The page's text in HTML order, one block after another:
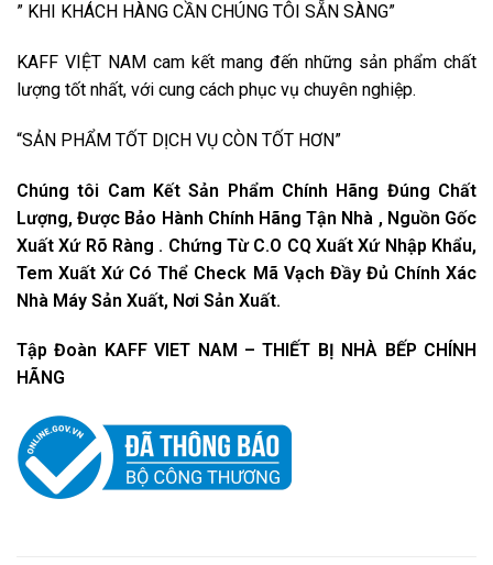
” KHI KHÁCH HÀNG CẦN CHÚNG TÔI SẴN SÀNG”
KAFF VIỆT NAM cam kết mang đến những sản phẩm chất
lượng tốt nhất, với cung cách phục vụ chuyên nghiệp.
“SẢN PHẨM TỐT DỊCH VỤ CÒN TỐT HƠN”
Chúng tôi Cam Kết Sản Phẩm Chính Hãng Đúng Chất
Lượng, Được Bảo Hành Chính Hãng Tận Nhà , Nguồn Gốc
Xuất Xứ Rõ Ràng . Chứng Từ C.O CQ Xuất Xứ Nhập Khẩu,
Tem Xuất Xứ Có Thể Check Mã Vạch Đầy Đủ Chính Xác
Nhà Máy Sản Xuất, Nơi Sản Xuất.
Tập Đoàn KAFF VIET NAM – THIẾT BỊ NHÀ BẾP CHÍNH
HÃNG